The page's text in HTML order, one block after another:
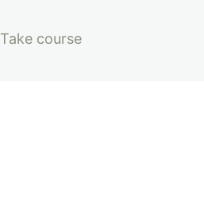
Take course